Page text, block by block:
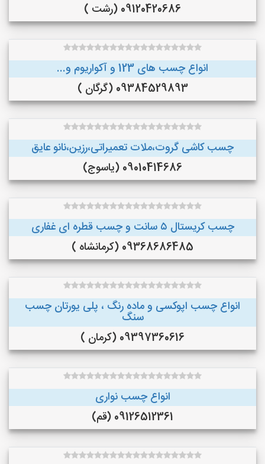
09120420686 (رشت )
انواع چسب های 123 و آکواریوم و...
09384529893 (گرگان )
چسب کاشی گروت،ملات تعمیراتی،رزین،نانو عایق
09010414686 (یاسوج)
چسب کریستال ۵ سانت و چسب قطره ای غفاری
09368686485 (کرمانشاه )
انواع چسب اپوکسی و ماده رنگ ، پلی یورتان چسب
سنگ
09397360616 (کرمان )
انواع چسب نواری
09126512361 (قم)